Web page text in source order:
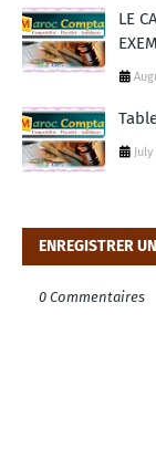
LE
ENREGISTRER
0 Commentaires